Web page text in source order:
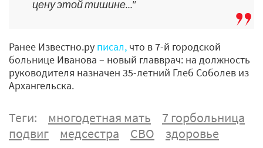
цену этой тишине..."
Ранее Известно.ру писал, что в 7-й городской
больнице Иванова – новый главврач: на должность
руководителя назначен 35-летний Глеб Соболев из
Архангельска.
Теги: многодетная мать
7 горбольница
подвиг
медсестра СВО здоровье